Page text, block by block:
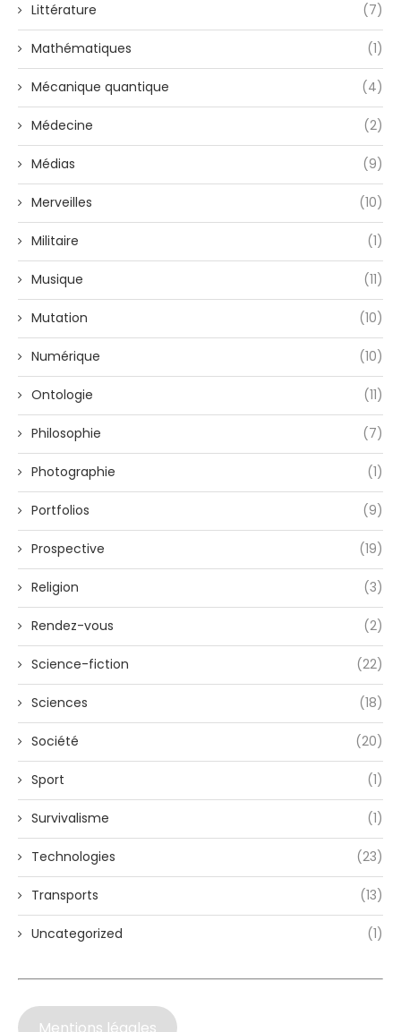
Littérature (7)
Mathématiques (1)
Mécanique quantique (4)
Médecine (2)
Médias (9)
Merveilles (10)
Militaire (1)
Musique (11)
Mutation (10)
Numérique (10)
Ontologie (11)
Philosophie (7)
Photographie (1)
Portfolios (9)
Prospective (19)
Religion (3)
Rendez-vous (2)
Science-fiction (22)
Sciences (18)
Société (20)
Sport (1)
Survivalisme (1)
Technologies (23)
Transports (13)
Uncategorized (1)
Mentions légales